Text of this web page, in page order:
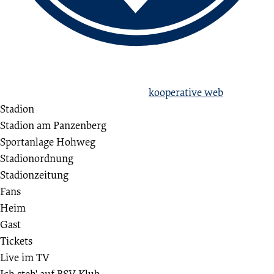
kooperative web
Stadion
Stadion am Panzenberg
Sportanlage Hohweg
Stadionordnung
Stadionzeitung
Fans
Heim
Gast
Tickets
Live im TV